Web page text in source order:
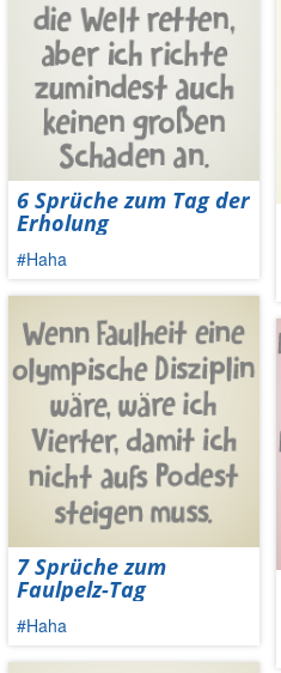
6 Sprüche zum Tag der
Erholung
#Haha
7 Sprüche zum
Faulpelz-Tag
#Haha